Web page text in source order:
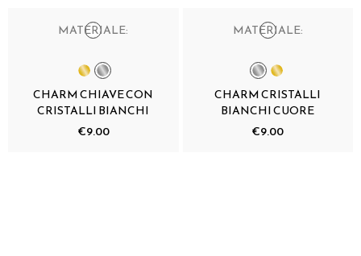
MATERIALE:
CHARM CHIAVE CON
CRISTALLI BIANCHI
€9.00
MATERIALE:
CHARM CRISTALLI
BIANCHI CUORE
€9.00